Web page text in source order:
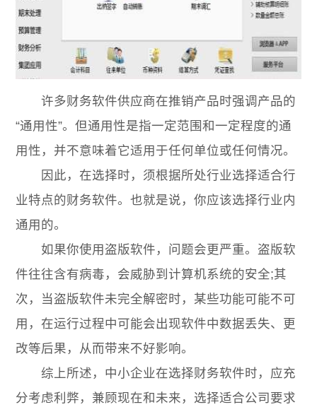
许多财务软件供应商在推销产品时强调产品的
“通用性”。但通用性是指一定范围和一定程度的通
用性，并不意味着它适用于任何单位或任何情况。
因此，在选择时，须根据所处行业选择适合行
业特点的财务软件。也就是说，你应该选择行业内
通用的。
如果你使用盗版软件，问题会更严重。盗版软
件往往含有病毒，会威胁到计算机系统的安全;其
次，当盗版软件未完全解密时，某些功能可能不可
用，在运行过程中可能会出现软件中数据丢失、更
改等后果，从而带来不好影响。
综上所述，中小企业在选择财务软件时，应充
分考虑利弊，兼顾现在和未来，选择适合公司要求